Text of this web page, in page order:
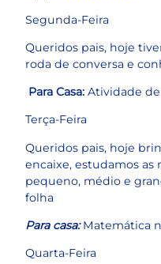
Segunda-Feira
Queridos pais, hoje
roda de conversa e
Para Casa: Atividade
Terça-Feira
Queridos pais, hoje
encaixe, estudamos as
pequeno, médio e
folha
Para casa: Matemática
Quarta-Feira